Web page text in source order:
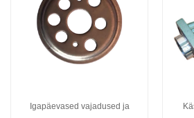
Igapäevased vajadused ja